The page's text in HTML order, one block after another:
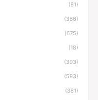
(81)
(366)
(675)
(18)
(393)
(593)
(381)